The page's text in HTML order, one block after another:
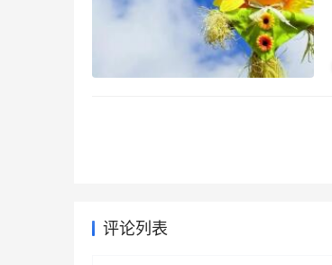
评论列表